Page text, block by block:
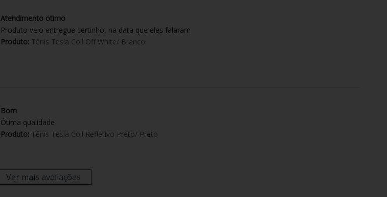
Atendimento otimo
Produto veio entregue certinho, na data que eles falaram
Produto: Tênis Tesla Coil Off White/ Branco
Bom
Ótima qualidade
Produto: Tênis Tesla Coil Refletivo Preto/ Preto
Ver mais avaliações